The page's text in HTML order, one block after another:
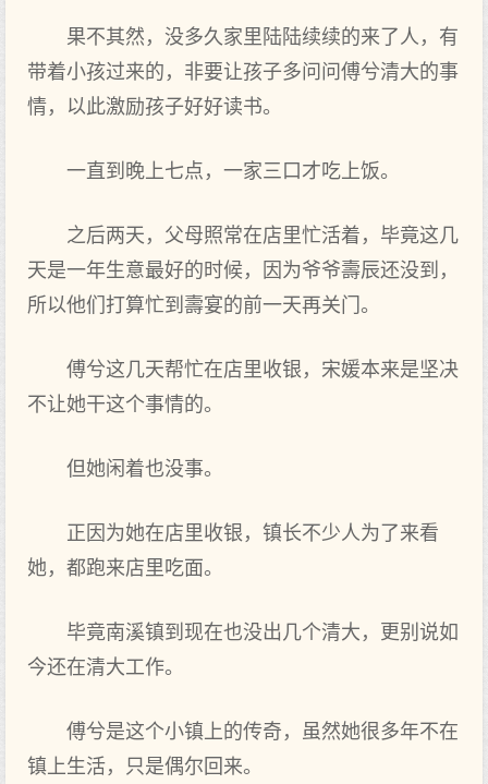
果不其然，没多久家里陆陆续续的来了人，有
带着小孩过来的，非要让孩子多问问傅兮清大的事
情，以此激励孩子好好读书。
一直到晚上七点，一家三口才吃上饭。
之后两天，父母照常在店里忙活着，毕竟这几
天是一年生意最好的时候，因为爷爷壽辰还没到，
所以他们打算忙到壽宴的前一天再关门。
傅兮这几天帮忙在店里收银，宋媛本来是坚决
不让她干这个事情的。
但她闲着也没事。
正因为她在店里收银，镇长不少人为了来看
她，都跑来店里吃面。
毕竟南溪镇到现在也没出几个清大，更别说如
今还在清大工作。
傅兮是这个小镇上的传奇，虽然她很多年不在
镇上生活，只是偶尔回来。